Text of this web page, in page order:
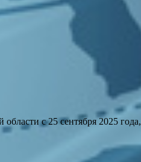
с 25 сентября 2025 года,